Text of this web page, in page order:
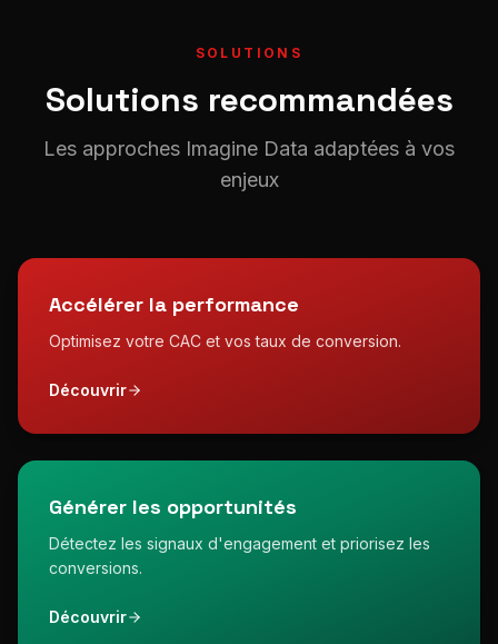
SOLUTIONS
Solutions recommandées
Les approches Imagine Data adaptées à vos
enjeux
Accélérer la performance
Optimisez votre CAC et vos taux de conversion.
Découvrir
Générer les opportunités
Détectez les signaux d'engagement et priorisez les
conversions.
Découvrir